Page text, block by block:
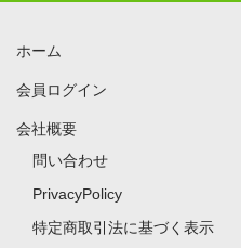
ホーム
会員ログイン
会社概要
問い合わせ
PrivacyPolicy
特定商取引法に基づく表示